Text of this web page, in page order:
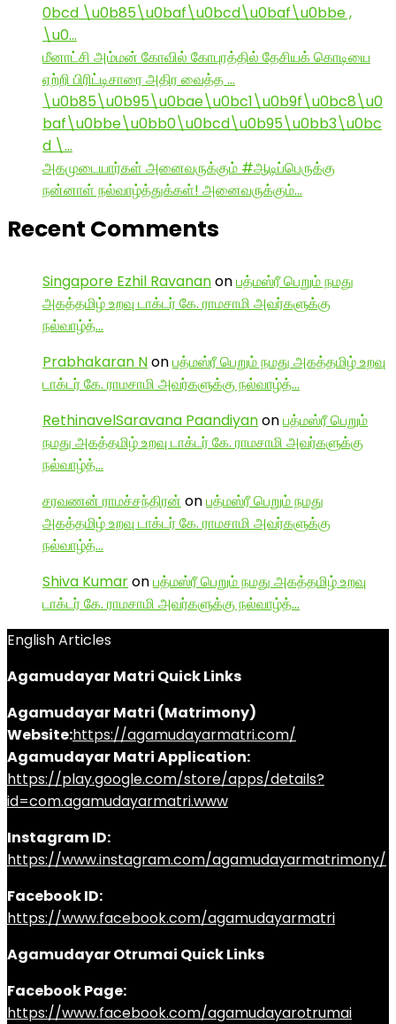
0bcd \u0b85\u0baf\u0bcd\u0baf\u0bbe ,
\u0…
மீனாட்சி அம்மன் கோவில் கோபுரத்தில் தேசியக் கொடியை
ஏற்றி பிரிட்டிசாரை அதிர வைத்த …
\u0b85\u0b95\u0bae\u0bc1\u0b9f\u0bc8\u0
baf\u0bbe\u0bb0\u0bcd\u0b95\u0bb3\u0bc
d \…
அகமுடையார்கள் அனைவருக்கும் #ஆடிப்பெருக்கு
நன்னாள் நல்வாழ்த்துக்கள்! அனைவருக்கும்…
Recent Comments
Singapore Ezhil Ravananonபத்மஸ்ரீ பெறும் நமது
அகத்தமிழ் உறவு டாக்டர் கே. ராமசாமி அவர்களுக்கு
நல்வாழ்த்…
Prabhakaran Nonபத்மஸ்ரீ பெறும் நமது அகத்தமிழ் உறவு
டாக்டர் கே. ராமசாமி அவர்களுக்கு நல்வாழ்த்…
RethinavelSaravana Paandiyanonபத்மஸ்ரீ பெறும்
நமது அகத்தமிழ் உறவு டாக்டர் கே. ராமசாமி அவர்களுக்கு
நல்வாழ்த்…
சரவணன் ராமச்சந்திரன் onபத்மஸ்ரீ பெறும் நமது
அகத்தமிழ் உறவு டாக்டர் கே. ராமசாமி அவர்களுக்கு
நல்வாழ்த்…
Shiva Kumaronபத்மஸ்ரீ பெறும் நமது அகத்தமிழ் உறவு
டாக்டர் கே. ராமசாமி அவர்களுக்கு நல்வாழ்த்…
English Articles
Agamudayar Matri Quick Links
Agamudayar Matri (Matrimony)
Website:https://agamudayarmatri.com/
Agamudayar Matri Application:
https://play.google.com/store/apps/details?
id=com.agamudayarmatri.www
Instagram ID:
https://www.instagram.com/agamudayarmatrimony/
Facebook ID:
https://www.facebook.com/agamudayarmatri
Agamudayar Otrumai Quick Links
Facebook Page:
https://www.facebook.com/agamudayarotrumai